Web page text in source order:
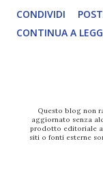
CONDIVIDI
CONTINUA A
Questo blog non
aggiornato senza
prodotto editoriale
siti o fonti esterne